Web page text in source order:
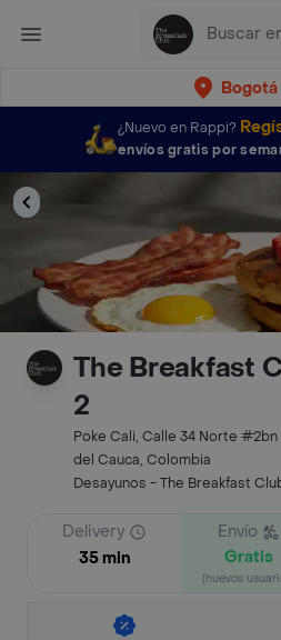
Bogotá
¿Nuevo en Rappi?
envíos gratis por
The Breakfast
2
Poke Cali, Calle 34 Norte #2bn
del Cauca, Colombia
Desayunos - The Breakfast
Delivery
35 min
Envío
Gratis
(nuevos